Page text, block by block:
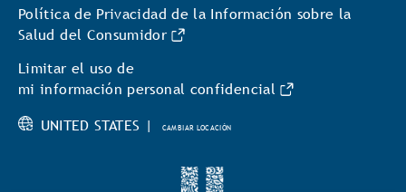
Política de Privacidad de la Información sobre la
Salud del Consumidor
Limitar el uso de
mi información personal confidencial
UNITED STATES | CAMBIAR LOCACIÓN